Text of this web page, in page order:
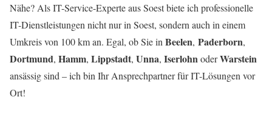
Nähe? Als IT-Service-Experte aus Soest biete ich professionelle
IT-Dienstleistungen nicht nur in Soest, sondern auch in einem
Umkreis von 100 km an. Egal, ob Sie in Beelen, Paderborn,
Dortmund, Hamm, Lippstadt, Unna, Iserlohn oderWarstein
ansässig sind – ich bin Ihr Ansprechpartner für IT-Lösungen vor
Ort!